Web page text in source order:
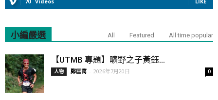
小編嚴選 All Featured All time popular
【UTMB 專題】曠野之子黃鈺...
人物 鄭匡寓 - 2026年7月20日 0